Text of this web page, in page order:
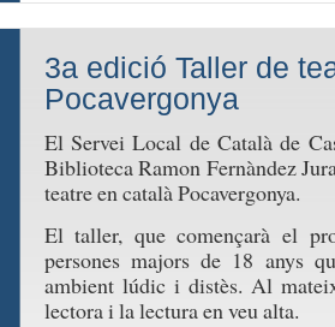
3a edició Taller de
Pocavergonya
El Servei Local de Català de
Biblioteca Ramon Fernàndez
teatre en català Pocavergonya.
El taller, que començarà el
persones majors de 18 anys
ambient lúdic i distès. Al
lectora i la lectura en veu alta.